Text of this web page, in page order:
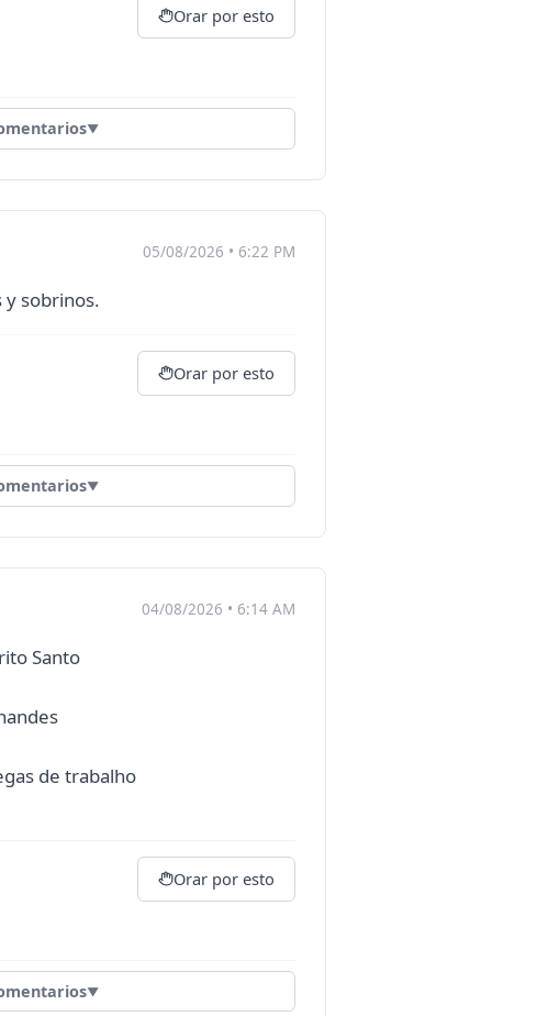
Orar por esto
▼
05/08/2026 • 6:22 PM
sobrinos.
Orar por esto
▼
04/08/2026 • 6:14 AM
Santo
de trabalho
Orar por esto
▼